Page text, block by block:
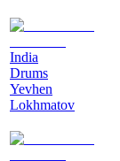
India
Drums
Yevhen
Lokhmatov